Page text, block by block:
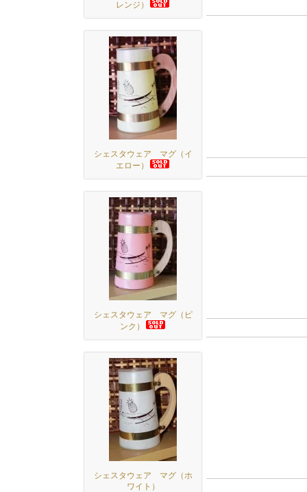
レンジ）
シェスタウェア マグ（イ
エロー）
シェスタウェア マグ（ピ
ンク）
シェスタウェア マグ（ホ
ワイト）